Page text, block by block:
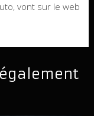
vont sur le web